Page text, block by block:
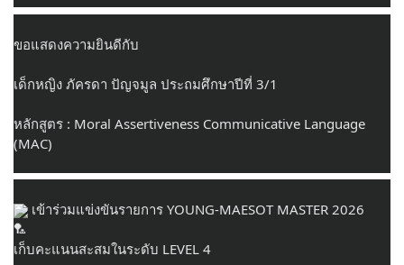
ขอแสดงความยินดีกับ
เด็กหญิง ภัครดา ปัญจมูล ประถมศึกษาปีที่ 3/1
หลักสูตร : Moral Assertiveness Communicative Language
(MAC)
เข้าร่วมแข่งขันรายการ YOUNG-MAESOT MASTER 2026
เก็บคะแนนสะสมในระดับ LEVEL 4